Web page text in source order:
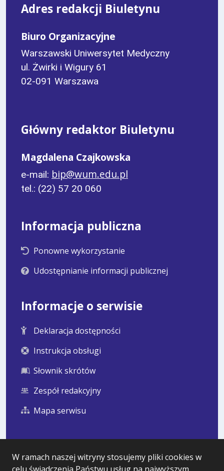
W ramach naszej witryny stosujemy pliki cookies w
Adres redakcji Biuletynu
Biuro Organizacyjne
Warszawski Uniwersytet Medyczny
ul. Żwirki i Wigury 61
02-091 Warszawa
Główny redaktor Biuletynu
Magdalena Czajkowska
e-mail: bip@wum.edu.pl
tel.: (22) 57 20 060
Informacja publiczna
Ponowne wykorzystanie
Udostępnianie informacji publicznej
Informacje o serwisie
Deklaracja dostępności
Instrukcja obsługi
Słownik skrótów
Zespół redakcyjny
Mapa serwisu